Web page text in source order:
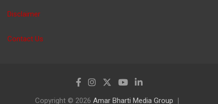
Disclaimer
Contact Us
Copyright © 2026 Amar Bharti Media Group